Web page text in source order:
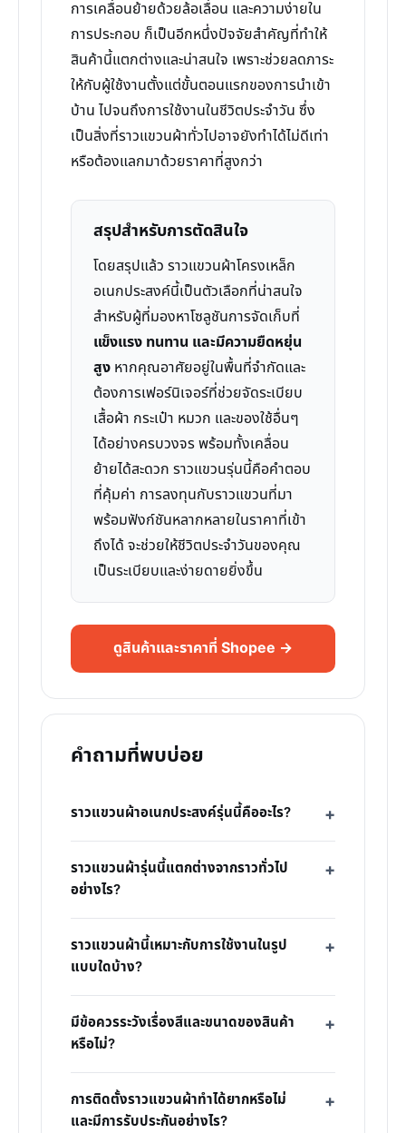
การเคลื่อนย้ายด้วยล้อเลื่อน และความง่ายใน
การประกอบ ก็เป็นอีกหนึ่งปัจจัยสำคัญที่ทำให้
สินค้านี้แตกต่างและน่าสนใจ เพราะช่วยลดภาระ
ให้กับผู้ใช้งานตั้งแต่ขั้นตอนแรกของการนำเข้า
บ้าน ไปจนถึงการใช้งานในชีวิตประจำวัน ซึ่ง
เป็นสิ่งที่ราวแขวนผ้าทั่วไปอาจยังทำได้ไม่ดีเท่า
หรือต้องแลกมาด้วยราคาที่สูงกว่า
สรุปสำหรับการตัดสินใจ
โดยสรุปแล้ว ราวแขวนผ้าโครงเหล็ก
อเนกประสงค์นี้เป็นตัวเลือกที่น่าสนใจ
สำหรับผู้ที่มองหาโซลูชันการจัดเก็บที่
แข็งแรง ทนทาน และมีความยืดหยุ่น
สูง หากคุณอาศัยอยู่ในพื้นที่จำกัดและ
ต้องการเฟอร์นิเจอร์ที่ช่วยจัดระเบียบ
เสื้อผ้า กระเป๋า หมวก และของใช้อื่นๆ
ได้อย่างครบวงจร พร้อมทั้งเคลื่อน
ย้ายได้สะดวก ราวแขวนรุ่นนี้คือคำตอบ
ที่คุ้มค่า การลงทุนกับราวแขวนที่มา
พร้อมฟังก์ชันหลากหลายในราคาที่เข้า
ถึงได้ จะช่วยให้ชีวิตประจำวันของคุณ
เป็นระเบียบและง่ายดายยิ่งขึ้น
ดูสินค้าและราคาที่ Shopee →
คำถามที่พบบ่อย
ราวแขวนผ้าอเนกประสงค์รุ่นนี้คืออะไร?
ราวแขวนผ้ารุ่นนี้แตกต่างจากราวทั่วไป
อย่างไร?
ราวแขวนผ้านี้เหมาะกับการใช้งานในรูป
แบบใดบ้าง?
มีข้อควรระวังเรื่องสีและขนาดของสินค้า
หรือไม่?
การติดตั้งราวแขวนผ้าทำได้ยากหรือไม่
และมีการรับประกันอย่างไร?